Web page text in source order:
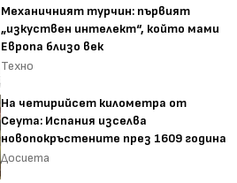
Механичният турчин: първият
„изкуствен интелект“, който мами
Европа близо век
Техно
На четирийсет километра от
Сеута: Испания изселва
новопокръстените през 1609 година
Досиета